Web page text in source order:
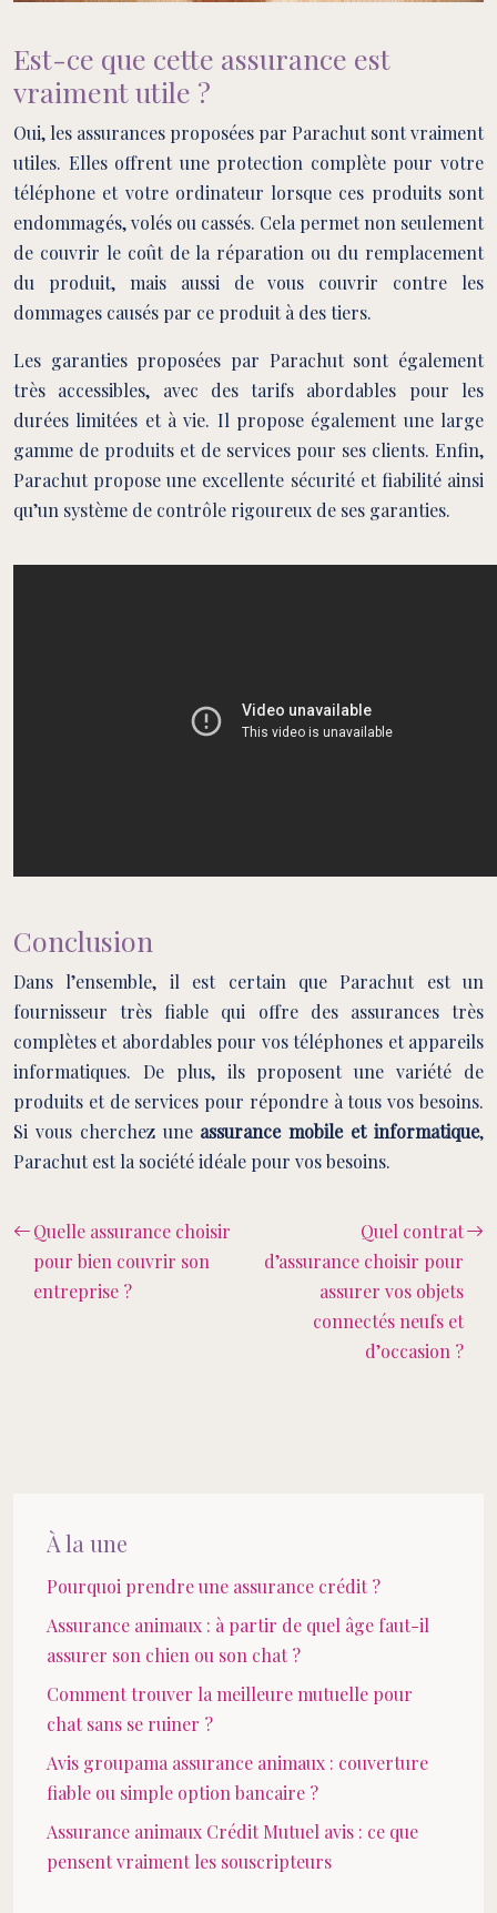
Est-ce que cette assurance est
vraiment utile ?
Oui, les assurances proposées par Parachut sont vraiment
utiles. Elles offrent une protection complète pour votre
téléphone et votre ordinateur lorsque ces produits sont
endommagés, volés ou cassés. Cela permet non seulement
de couvrir le coût de la réparation ou du remplacement
du produit, mais aussi de vous couvrir contre les
dommages causés par ce produit à des tiers.
Les garanties proposées par Parachut sont également
très accessibles, avec des tarifs abordables pour les
durées limitées et à vie. Il propose également une large
gamme de produits et de services pour ses clients. Enfin,
Parachut propose une excellente sécurité et fiabilité ainsi
qu’un système de contrôle rigoureux de ses garanties.
Conclusion
Dans l’ensemble, il est certain que Parachut est un
fournisseur très fiable qui offre des assurances très
complètes et abordables pour vos téléphones et appareils
informatiques. De plus, ils proposent une variété de
produits et de services pour répondre à tous vos besoins.
Si vous cherchez une assurance mobile et informatique,
Parachut est la société idéale pour vos besoins.
Quelle assurance choisir
pour bien couvrir son
entreprise ?
Quel contrat
d’assurance choisir pour
assurer vos objets
connectés neufs et
d’occasion ?
À la une
Pourquoi prendre une assurance crédit ?
Assurance animaux : à partir de quel âge faut-il
assurer son chien ou son chat ?
Comment trouver la meilleure mutuelle pour
chat sans se ruiner ?
Avis groupama assurance animaux : couverture
fiable ou simple option bancaire ?
Assurance animaux Crédit Mutuel avis : ce que
pensent vraiment les souscripteurs